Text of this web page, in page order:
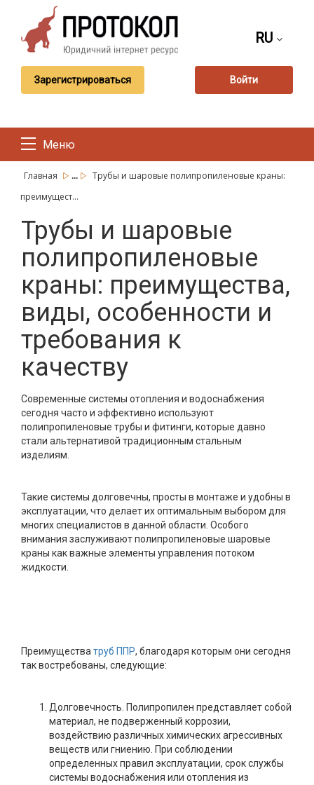
RU
Зарегистрироваться Войти
Меню
Главная ...
Трубы и шаровые полипропиленовые краны:
преимущест...
Трубы и шаровые
полипропиленовые
краны: преимущества,
виды, особенности и
требования к
качеству
Современные системы отопления и водоснабжения
сегодня часто и эффективно используют
полипропиленовые трубы и фитинги, которые давно
стали альтернативой традиционным стальным
изделиям.
Такие системы долговечны, просты в монтаже и удобны в
эксплуатации, что делает их оптимальным выбором для
многих специалистов в данной области. Особого
внимания заслуживают полипропиленовые шаровые
краны как важные элементы управления потоком
жидкости.
Преимущества труб ППР, благодаря которым они сегодня
так востребованы, следующие:
Долговечность. Полипропилен представляет собой
материал, не подверженный коррозии,
воздействию различных химических агрессивных
веществ или гниению. При соблюдении
определенных правил эксплуатации, срок службы
системы водоснабжения или отопления из